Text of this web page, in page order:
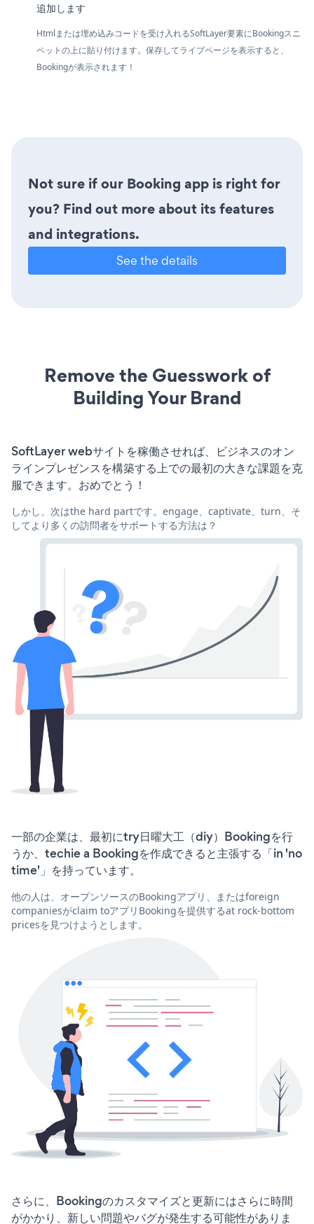
追加します
Htmlまたは埋め込みコードを受け入れるSoftLayer要素にBookingスニ
ペットの上に貼り付けます。保存してライブページを表示すると、
Bookingが表示されます！
Not sure if our Booking app is right for
you? Find out more about its features
and integrations.
See the details
Remove the Guesswork of
Building Your Brand
SoftLayer webサイトを稼働させれば、ビジネスのオン
ラインプレゼンスを構築する上での最初の大きな課題を克
服できます。おめでとう！
しかし、次はthe hard partです。engage、captivate、turn、そ
してより多くの訪問者をサポートする方法は？
一部の企業は、最初にtry日曜大工（diy）Bookingを行
うか、techie a Bookingを作成できると主張する「in 'no
time'」を持っています。
他の人は、オープンソースのBookingアプリ、またはforeign
companiesがclaim toアプリBookingを提供するat rock-bottom
pricesを見つけようとします。
さらに、Bookingのカスタマイズと更新にはさらに時間
がかかり、新しい問題やバグが発生する可能性がありま